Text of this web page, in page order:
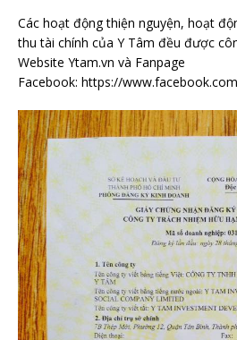
Các hoạt động thiện nguyện, hoạt
thu tài chính của Y Tâm đều được
Website Ytam.vn và Fanpage
Facebook: https://